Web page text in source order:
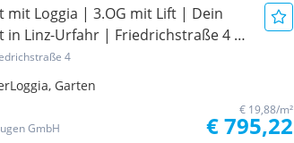
mit Loggia | 3.OG mit Lift | Dein
in Linz-Urfahr | Friedrichstraße 4 |
ist mietfrei
4
Loggia, Garten
GmbH
€ 19,88/m²
€ 795,22